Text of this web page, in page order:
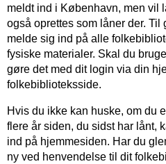
meldt ind i København, men vil
også oprettes som låner der.
melde sig ind på alle
fysiske materialer. Skal du
gøre det med dit login via din
folkebiblioteksside.
Hvis du ikke kan huske, om du
flere år siden, du sidst har lånt,
ind på hjemmesiden. Har du
ny ved henvendelse til dit